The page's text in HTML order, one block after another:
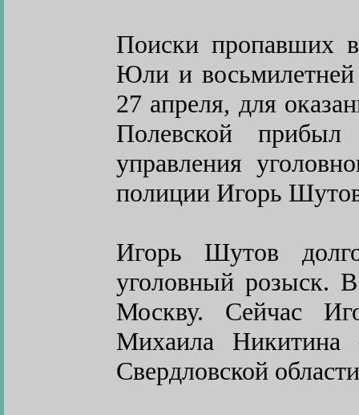
Поиски пропавших
Юли и
27 апреля, для
Полевской прибыл
управления
полиции Игорь
Игорь Шутов
уголовный розыск.
Москву. Сейчас
Михаила
Свердловской